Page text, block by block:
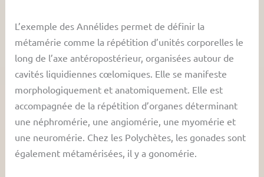
L’exemple des Annélides permet de définir la
métamérie comme la répétition d’unités corporelles le
long de l’axe antéropostérieur, organisées autour de
cavités liquidiennes cœlomiques. Elle se manifeste
morphologiquement et anatomiquement. Elle est
accompagnée de la répétition d’organes déterminant
une néphromérie, une angiomérie, une myomérie et
une neuromérie. Chez les Polychètes, les gonades sont
également métamérisées, il y a gonomérie.